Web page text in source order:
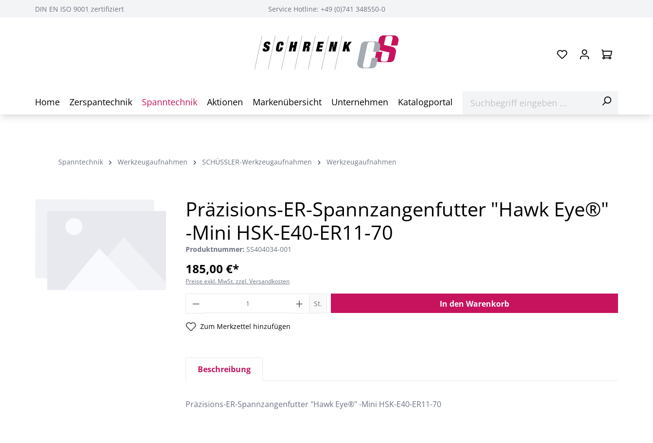
DIN EN ISO 9001 zertifiziert Service Hotline: +49 (0)741 348550-0
Home Zerspantechnik Spanntechnik Aktionen Markenübersicht Unternehmen Katalogportal
Spanntechnik Werkzeugaufnahmen SCHÜSSLER-Werkzeugaufnahmen Werkzeugaufnahmen
Präzisions-ER-Spannzangenfutter "Hawk Eye®"
-Mini HSK-E40-ER11-70
Produktnummer: SS404034-001
185,00 €*
Preise exkl. MwSt. zzgl. Versandkosten
St. In den Warenkorb
Zum Merkzettel hinzufügen
Beschreibung
Präzisions-ER-Spannzangenfutter "Hawk Eye®" -Mini HSK-E40-ER11-70